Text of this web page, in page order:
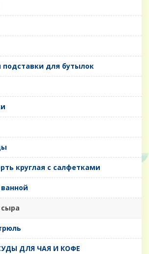
для бутылок
круглая с салфетками
ДЛЯ ЧАЯ И КОФЕ